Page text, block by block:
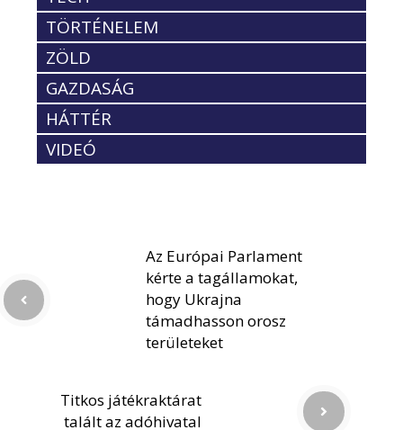
TÖRTÉNELEM
ZÖLD
GAZDASÁG
HÁTTÉR
VIDEÓ
Az Európai Parlament
kérte a tagállamokat,
hogy Ukrajna
támadhasson orosz
területeket
Titkos játékraktárat
talált az adóhivatal